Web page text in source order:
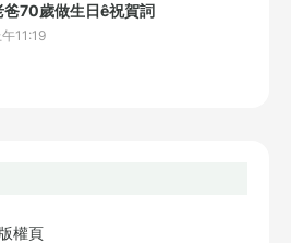
爸70歲做生日ê祝賀詞
午11:19
權頁